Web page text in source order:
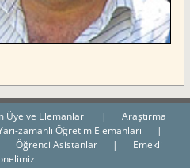
Üye ve Elemanları |
Araştırma
zamanlı Öğretim Elemanları
|
Öğrenci Asistanlar |
Emekli